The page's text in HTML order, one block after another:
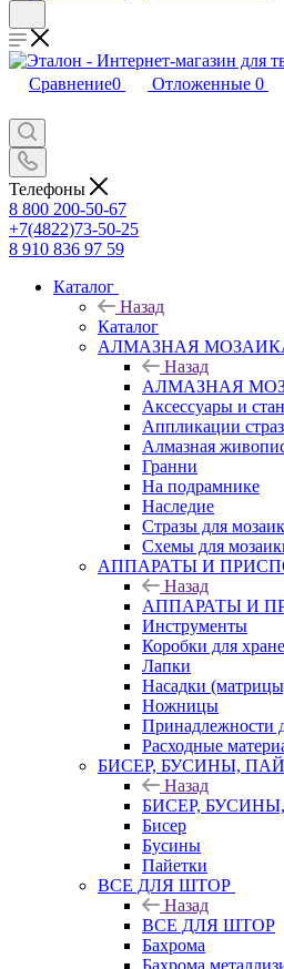
Сравнение0 Отложенные 0
Телефоны
8 800 200-50-67
+7(4822)73-50-25
8 910 836 97 59
Каталог
Назад
Каталог
АЛМАЗНАЯ
Назад
АЛМАЗНАЯ
Аксессуары и
Аппликации
Алмазная
Гранни
На подрамнике
Наследие
Стразы для
Схемы для
АППАРАТЫ И
Назад
АППАРАТЫ И
Инструменты
Коробки для
Лапки
Насадки
Ножницы
Принадлежности
Расходные
БИСЕР, БУСИНЫ,
Назад
БИСЕР,
Бисер
Бусины
Пайетки
ВСЕ ДЛЯ ШТОР
Назад
ВСЕ ДЛЯ ШТОР
Бахрома
Бахрома